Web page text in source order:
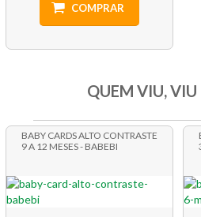
COMPRAR
QUEM VIU,
BABY CARDS ALTO CONTRASTE
9 A 12 MESES - BABEBI